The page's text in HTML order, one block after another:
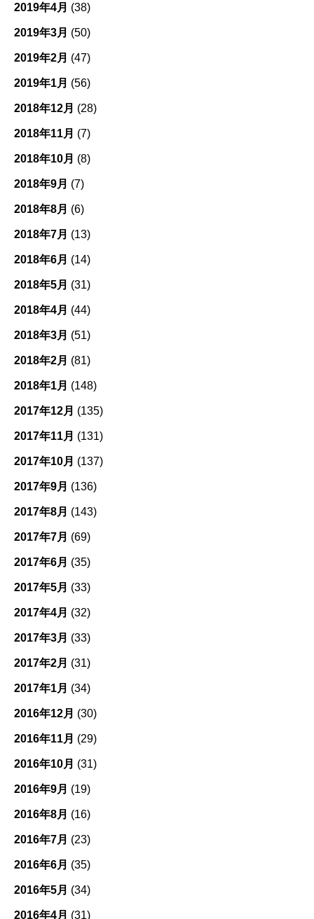
2019年4月 (38)
2019年3月 (50)
2019年2月 (47)
2019年1月 (56)
2018年12月 (28)
2018年11月 (7)
2018年10月 (8)
2018年9月 (7)
2018年8月 (6)
2018年7月 (13)
2018年6月 (14)
2018年5月 (31)
2018年4月 (44)
2018年3月 (51)
2018年2月 (81)
2018年1月 (148)
2017年12月 (135)
2017年11月 (131)
2017年10月 (137)
2017年9月 (136)
2017年8月 (143)
2017年7月 (69)
2017年6月 (35)
2017年5月 (33)
2017年4月 (32)
2017年3月 (33)
2017年2月 (31)
2017年1月 (34)
2016年12月 (30)
2016年11月 (29)
2016年10月 (31)
2016年9月 (19)
2016年8月 (16)
2016年7月 (23)
2016年6月 (35)
2016年5月 (34)
2016年4月 (31)